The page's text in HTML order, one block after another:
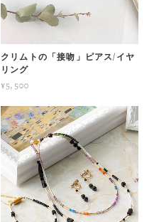
クリムトの「接吻」ピアス/イヤ
リング
¥5,500